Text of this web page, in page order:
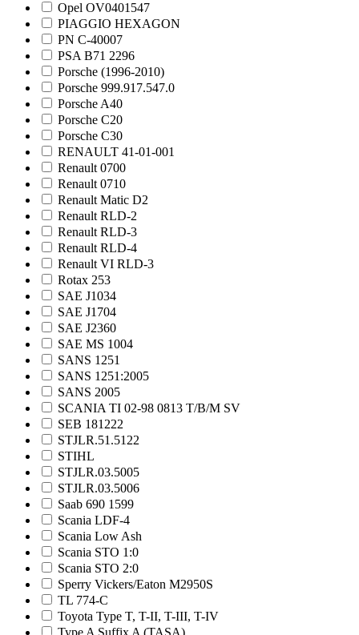
Opel OV0401547
PIAGGIO HEXAGON
PN C-40007
PSA B71 2296
Porsche (1996-2010)
Porsche 999.917.547.0
Porsche A40
Porsche C20
Porsche C30
RENAULT 41-01-001
Renault 0700
Renault 0710
Renault Matic D2
Renault RLD-2
Renault RLD-3
Renault RLD-4
Renault VI RLD-3
Rotax 253
SAE J1034
SAE J1704
SAE J2360
SAE MS 1004
SANS 1251
SANS 1251:2005
SANS 2005
SCANIA TI 02-98 0813 T/B/M SV
SEB 181222
STJLR.51.5122
STIHL
STJLR.03.5005
STJLR.03.5006
Saab 690 1599
Scania LDF-4
Scania Low Ash
Scania STO 1:0
Scania STO 2:0
Sperry Vickers/Eaton M2950S
TL 774-C
Toyota Type T, T-II, T-III, T-IV